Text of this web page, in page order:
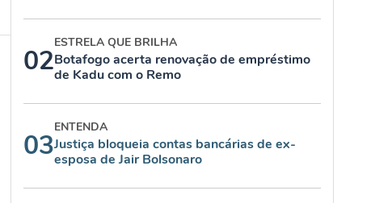
02
ESTRELA QUE BRILHA
Botafogo acerta renovação de empréstimo
de Kadu com o Remo
03
ENTENDA
Justiça bloqueia contas bancárias de ex-
esposa de Jair Bolsonaro